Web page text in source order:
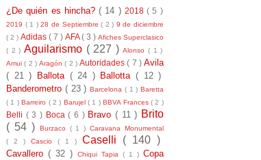
¿De quién es hincha?( 14 ) 2018( 5 )
2019 ( 1 )28 de Septiembre( 2 ) 9 de diciembre
( 2 ) Adidas ( 7 ) AFA( 3 ) Afiches Superclasico
( 2 ) Aguilarismo ( 227 )Alonso( 1 )
Amui( 2 ) Aragón( 2 ) Autoridades( 7 ) Avila
( 21 )
Ballota ( 24 ) Ballotta( 12 )
Banderometro ( 23 ) Barcelona ( 1 ) Baretta
( 1 )Barreiro ( 2 ) Barujel ( 1 )BBVA Frances ( 2 )
Belli ( 3 ) Boca( 6 ) Bravo( 11 ) Brito
( 54 )
Burzaco ( 1 )Caravana Monumental
( 2 ) Cascio ( 1 ) Caselli ( 140 )
Cavallero ( 32 ) Chiqui Tapia ( 1 ) Copa